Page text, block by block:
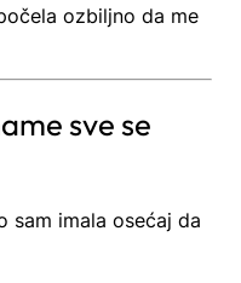
ozbiljno da me
sve se
sam imala osećaj da